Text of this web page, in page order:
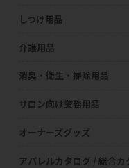
しつけ用品
介護用品
消臭・衛生・掃除用品
サロン向け業務用品
オーナーズグッズ
アパレルカタログ / 総合カ